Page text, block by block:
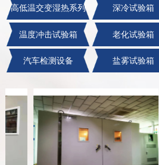
系列
高低温交变湿热系列 深冷试验箱
温度冲击试验箱 老化试验箱
汽车检测设备 盐雾试验箱